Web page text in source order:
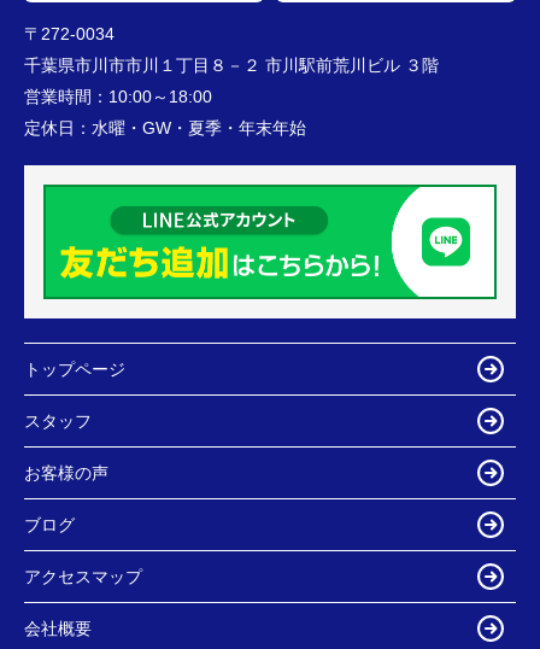
〒272-0034
千葉県市川市市川１丁目８－２ 市川駅前荒川ビル ３階
営業時間： 10:00～18:00
定休日： 水曜・GW・夏季・年末年始
トップページ
スタッフ
お客様の声
ブログ
アクセスマップ
会社概要